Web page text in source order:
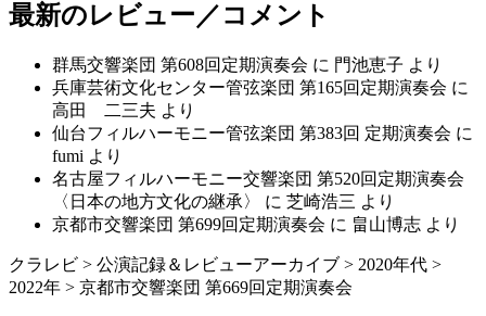
最新のレビュー／コメント
群馬交響楽団 第608回定期演奏会 に 門池恵子 より
兵庫芸術文化センター管弦楽団 第165回定期演奏会 に
高田 二三夫 より
仙台フィルハーモニー管弦楽団 第383回 定期演奏会 に
fumi より
名古屋フィルハーモニー交響楽団 第520回定期演奏会
〈日本の地方文化の継承〉
に 芝崎浩三 より
京都市交響楽団 第699回定期演奏会 に 畠山博志 より
クラレビ > 公演記録＆レビューアーカイブ > 2020年代 >
2022年 > 京都市交響楽団 第669回定期演奏会